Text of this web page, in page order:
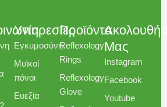
Υπηρεσίες
Εγκυμοσύνη​
Μυϊκοί
πόνοι
Ευεξία
Προϊόντα
Reflexology
Rings
Reflexology
Glove
Μας
Instagram
Facebook
Youtube